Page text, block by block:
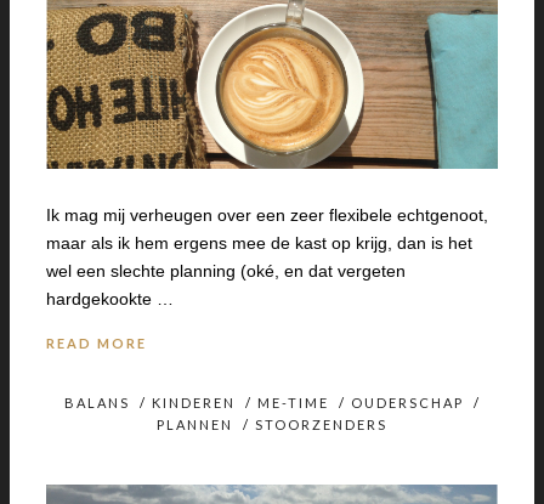
Ik mag mij verheugen over een zeer flexibele echtgenoot,
maar als ik hem ergens mee de kast op krijg, dan is het
wel een slechte planning (oké, en dat vergeten
hardgekookte …
READ MORE
BALANS / KINDEREN / ME-TIME / OUDERSCHAP
/
PLANNEN
/ STOORZENDERS